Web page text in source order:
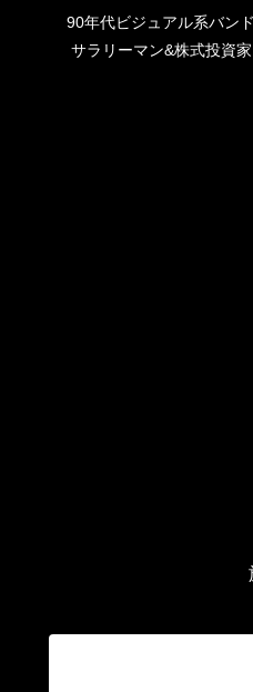
90年代ビジュアル系バン
サラリーマン&株式投資